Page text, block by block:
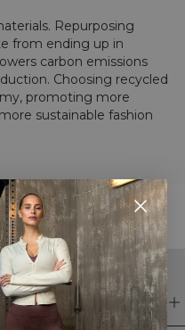
Repurposing
from ending up in
carbon emissions
Choosing recycled
promoting more
sustainable fashion